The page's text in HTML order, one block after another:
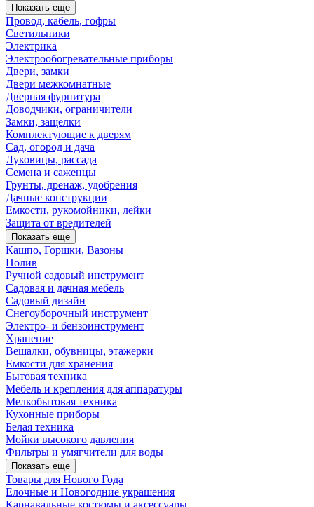
Показать еще
Провод, кабель, гофры
Светильники
Электрика
Электрообогревательные приборы
Двери, замки
Двери межкомнатные
Дверная фурнитура
Доводчики, ограничители
Замки, защелки
Комплектующие к дверям
Сад, огород и дача
Луковицы, рассада
Семена и саженцы
Грунты, дренаж, удобрения
Дачные конструкции
Емкости, рукомойники, лейки
Защита от вредителей
Показать еще
Кашпо, Горшки, Вазоны
Полив
Ручной садовый инструмент
Садовая и дачная мебель
Садовый дизайн
Снегоуборочный инструмент
Электро- и бензоинструмент
Хранение
Вешалки, обувницы, этажерки
Емкости для хранения
Бытовая техника
Мебель и крепления для аппаратуры
Мелкобытовая техника
Кухонные приборы
Белая техника
Мойки высокого давления
Фильтры и умягчители для воды
Показать еще
Товары для Нового Года
Елочные и Новогодние украшения
Карнавальные костюмы и аксессуары